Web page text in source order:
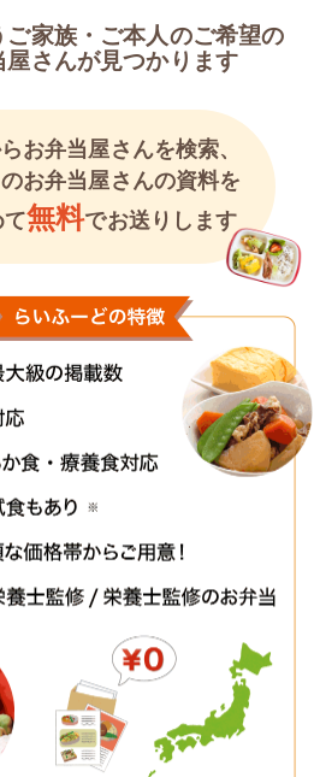
ご家族・ご本人のご希望の
屋さんが見つかります
お弁当屋さんを検索、
お弁当屋さんの資料を
て無料でお送りします